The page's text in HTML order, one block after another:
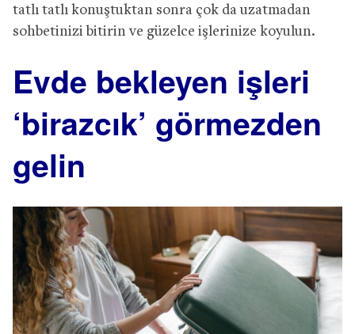
tatlı tatlı konuştuktan sonra çok da uzatmadan
sohbetinizi bitirin ve güzelce işlerinize koyulun.
Evde bekleyen işleri
‘birazcık’ görmezden
gelin